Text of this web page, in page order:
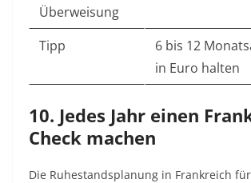
Überweisung
Tipp
6 bis 12
in Euro halten
10. Jedes Jahr einen
Check machen
Die Ruhestandsplanung in Frankreich